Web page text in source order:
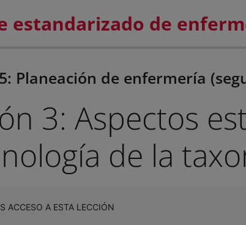
Planeación de enfermería
3: Aspectos
de la
ACCESO A ESTA LECCIÓN